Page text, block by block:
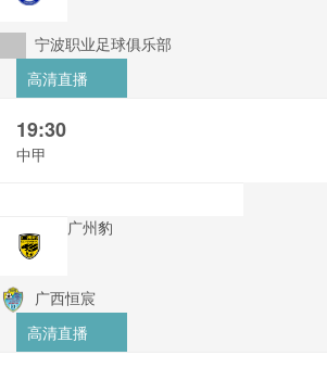
宁波职业足球俱乐部
高清直播
19:30
中甲
广州豹
广西恒宸
高清直播